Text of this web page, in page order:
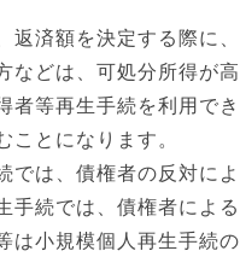
返済額を決定する際に
などは、可処分所得が
者等再生手続を利用で
ことになります。
では、債権者の反対に
手続では、債権者によ
は小規模個人再生手